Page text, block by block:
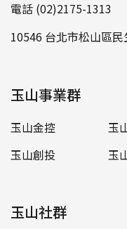
電話 (02)2175-1313
10546 台北市松山區
玉山事業群
玉山金控 玉
玉山創投
玉
玉山社群